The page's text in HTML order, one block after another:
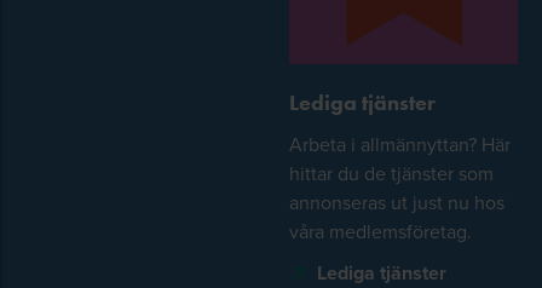
Lediga tjänster
Arbeta i allmännyttan? Här
hittar du de tjänster som
annonseras ut just nu hos
våra medlemsföretag.
Lediga tjänster